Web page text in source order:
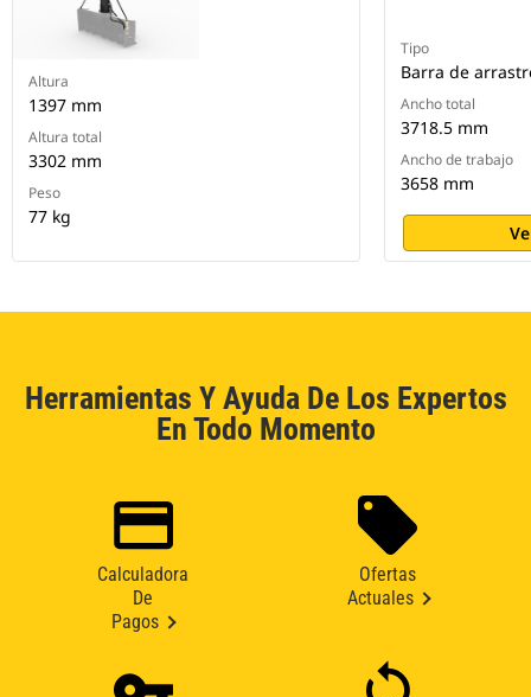
Altura
1397 mm
Altura total
3302 mm
Peso
77 kg
Tipo
Barra de
Ancho total
3718.5 mm
Ancho de trabajo
3658 mm
Herramientas Y Ayuda De Los Expertos
En Todo Momento
Calculadora
De
Pagos
Ofertas
Actuales